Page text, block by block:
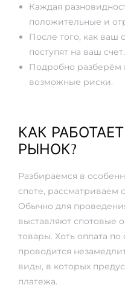
Каждая
положительные и
После того, как ваш
поступят на ваш счет.
Подробно разберём
возможные риски.
КАК
РЫНОК?
Разбираемся в
споте, рассматриваем
Обычно для
выставляют спотовые
товары. Хоть оплата
проводится
виды, в которых
платежа.